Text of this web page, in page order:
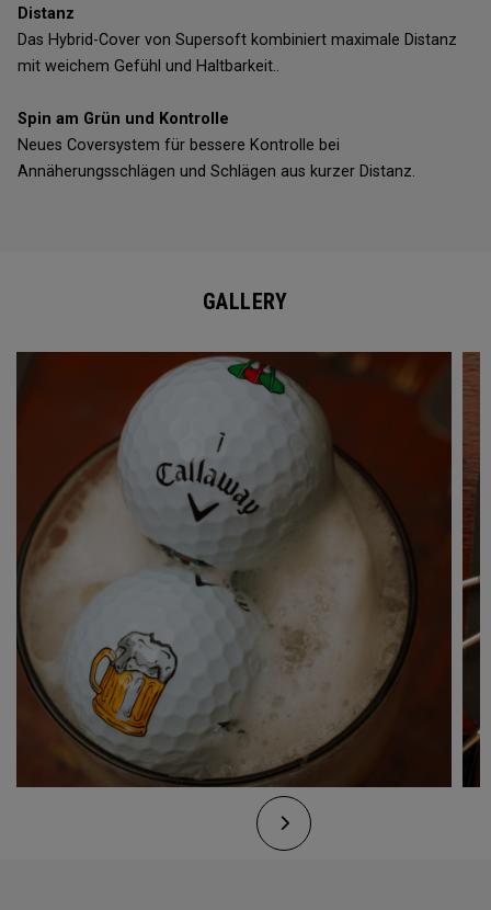
Distanz
Das Hybrid-Cover von Supersoft kombiniert maximale Distanz
mit weichem Gefühl und Haltbarkeit..
Spin am Grün und Kontrolle
Neues Coversystem für bessere Kontrolle bei
Annäherungsschlägen und Schlägen aus kurzer Distanz.
GALLERY